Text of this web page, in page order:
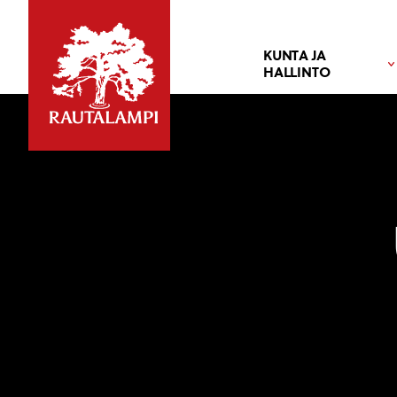
KUNTA JA
HALLINTO